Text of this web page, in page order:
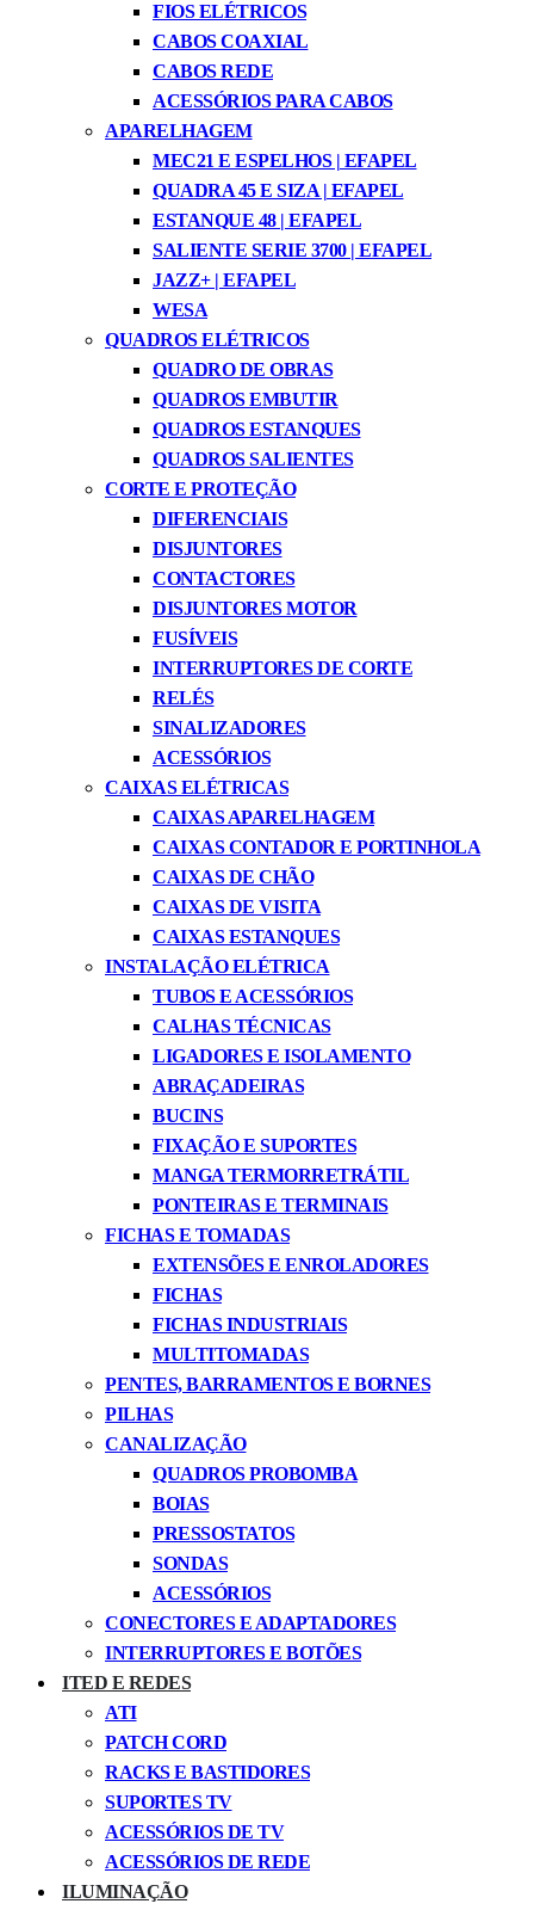
FIOS ELÉTRICOS
CABOS COAXIAL
CABOS REDE
ACESSÓRIOS PARA CABOS
APARELHAGEM
MEC21 E ESPELHOS | EFAPEL
QUADRA 45 E SIZA | EFAPEL
ESTANQUE 48 | EFAPEL
SALIENTE SERIE 3700 | EFAPEL
JAZZ+ | EFAPEL
WESA
QUADROS ELÉTRICOS
QUADRO DE OBRAS
QUADROS EMBUTIR
QUADROS ESTANQUES
QUADROS SALIENTES
CORTE E PROTEÇÃO
DIFERENCIAIS
DISJUNTORES
CONTACTORES
DISJUNTORES MOTOR
FUSÍVEIS
INTERRUPTORES DE CORTE
RELÉS
SINALIZADORES
ACESSÓRIOS
CAIXAS ELÉTRICAS
CAIXAS APARELHAGEM
CAIXAS CONTADOR E PORTINHOLA
CAIXAS DE CHÃO
CAIXAS DE VISITA
CAIXAS ESTANQUES
INSTALAÇÃO ELÉTRICA
TUBOS E ACESSÓRIOS
CALHAS TÉCNICAS
LIGADORES E ISOLAMENTO
ABRAÇADEIRAS
BUCINS
FIXAÇÃO E SUPORTES
MANGA TERMORRETRÁTIL
PONTEIRAS E TERMINAIS
FICHAS E TOMADAS
EXTENSÕES E ENROLADORES
FICHAS
FICHAS INDUSTRIAIS
MULTITOMADAS
PENTES, BARRAMENTOS E BORNES
PILHAS
CANALIZAÇÃO
QUADROS PROBOMBA
BOIAS
PRESSOSTATOS
SONDAS
ACESSÓRIOS
CONECTORES E ADAPTADORES
INTERRUPTORES E BOTÕES
ITED E REDES
ATI
PATCH CORD
RACKS E BASTIDORES
SUPORTES TV
ACESSÓRIOS DE TV
ACESSÓRIOS DE REDE
ILUMINAÇÃO